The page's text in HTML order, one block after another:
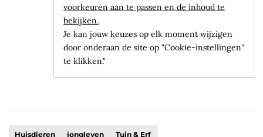
voorkeuren aan te passen en de inhoud te
bekijken.
Je kan jouw keuzes op elk moment wijzigen
door onderaan de site op "Cookie-instellingen"
te klikken."
Huisdieren jongleven Tuin & Erf